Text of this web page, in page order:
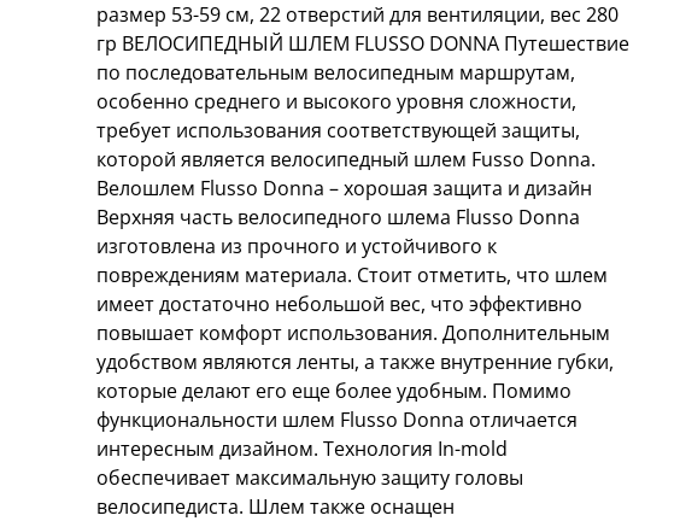
размер 53-59 см, 22 отверстий для вентиляции, вес 280
гр ВЕЛОСИПЕДНЫЙ ШЛЕМ FLUSSO DONNA Путешествие
по последовательным велосипедным маршрутам,
особенно среднего и высокого уровня сложности,
требует использования соответствующей защиты,
которой является велосипедный шлем Fusso Donna.
Велошлем Flusso Donna – хорошая защита и дизайн
Верхняя часть велосипедного шлема Flusso Donna
изготовлена ​​из прочного и устойчивого к
повреждениям материала. Стоит отметить, что шлем
имеет достаточно небольшой вес, что эффективно
повышает комфорт использования. Дополнительным
удобством являются ленты, а также внутренние губки,
которые делают его еще более удобным. Помимо
функциональности шлем Flusso Donna отличается
интересным дизайном. Технология In-mold
обеспечивает максимальную защиту головы
велосипедиста. Шлем также оснащен